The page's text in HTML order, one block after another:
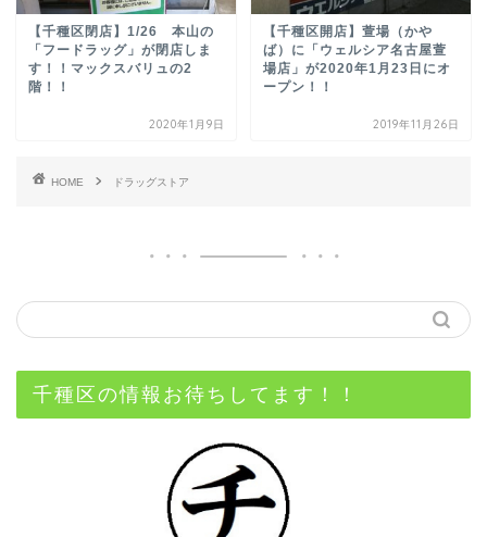
【千種区閉店】1/26 本山の
「フードラッグ」が閉店しま
す！！マックスバリュの2
階！！
2020年1月9日
【千種区開店】萱場（かや
ば）に「ウェルシア名古屋萱
場店」が2020年1月23日にオ
ープン！！
2019年11月26日
HOME ドラッグストア
千種区の情報お待ちしてます！！